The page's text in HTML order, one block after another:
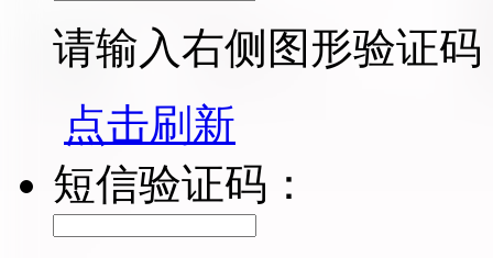
请输入右侧图形验证码
点击刷新
短信验证码：